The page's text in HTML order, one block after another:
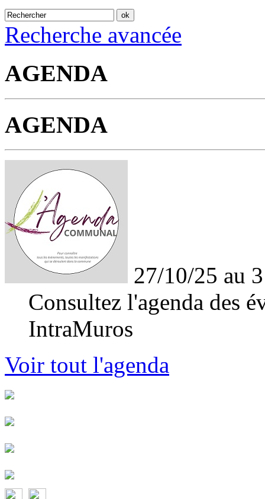
Recherche avancée
AGENDA
AGENDA
27/10/25 au
Consultez l'agenda des
IntraMuros
Voir tout l'agenda